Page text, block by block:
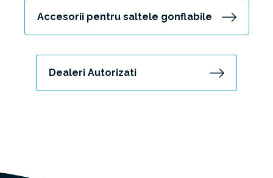
Accesorii pentru saltele gonflabile
Dealeri Autorizati